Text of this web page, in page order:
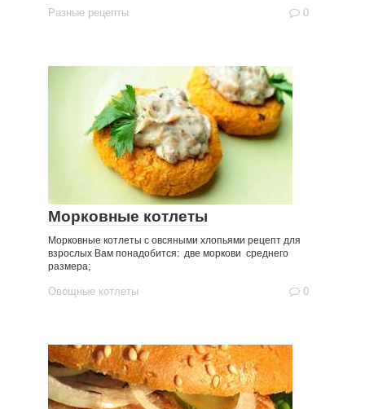
Разные рецепты 0
Морковные котлеты
Морковные котлеты с овсяными хлопьями рецепт для
взрослых Вам понадобится: две моркови среднего
размера;
Овощные котлеты 0